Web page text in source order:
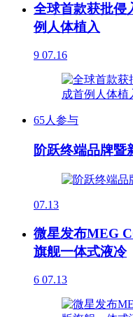
全球首款获批侵
例人体植入
9 07.16
65人参与
阶跃终端品牌暨
07.13
微星发布MEG
旗舰一体式液冷
6 07.13